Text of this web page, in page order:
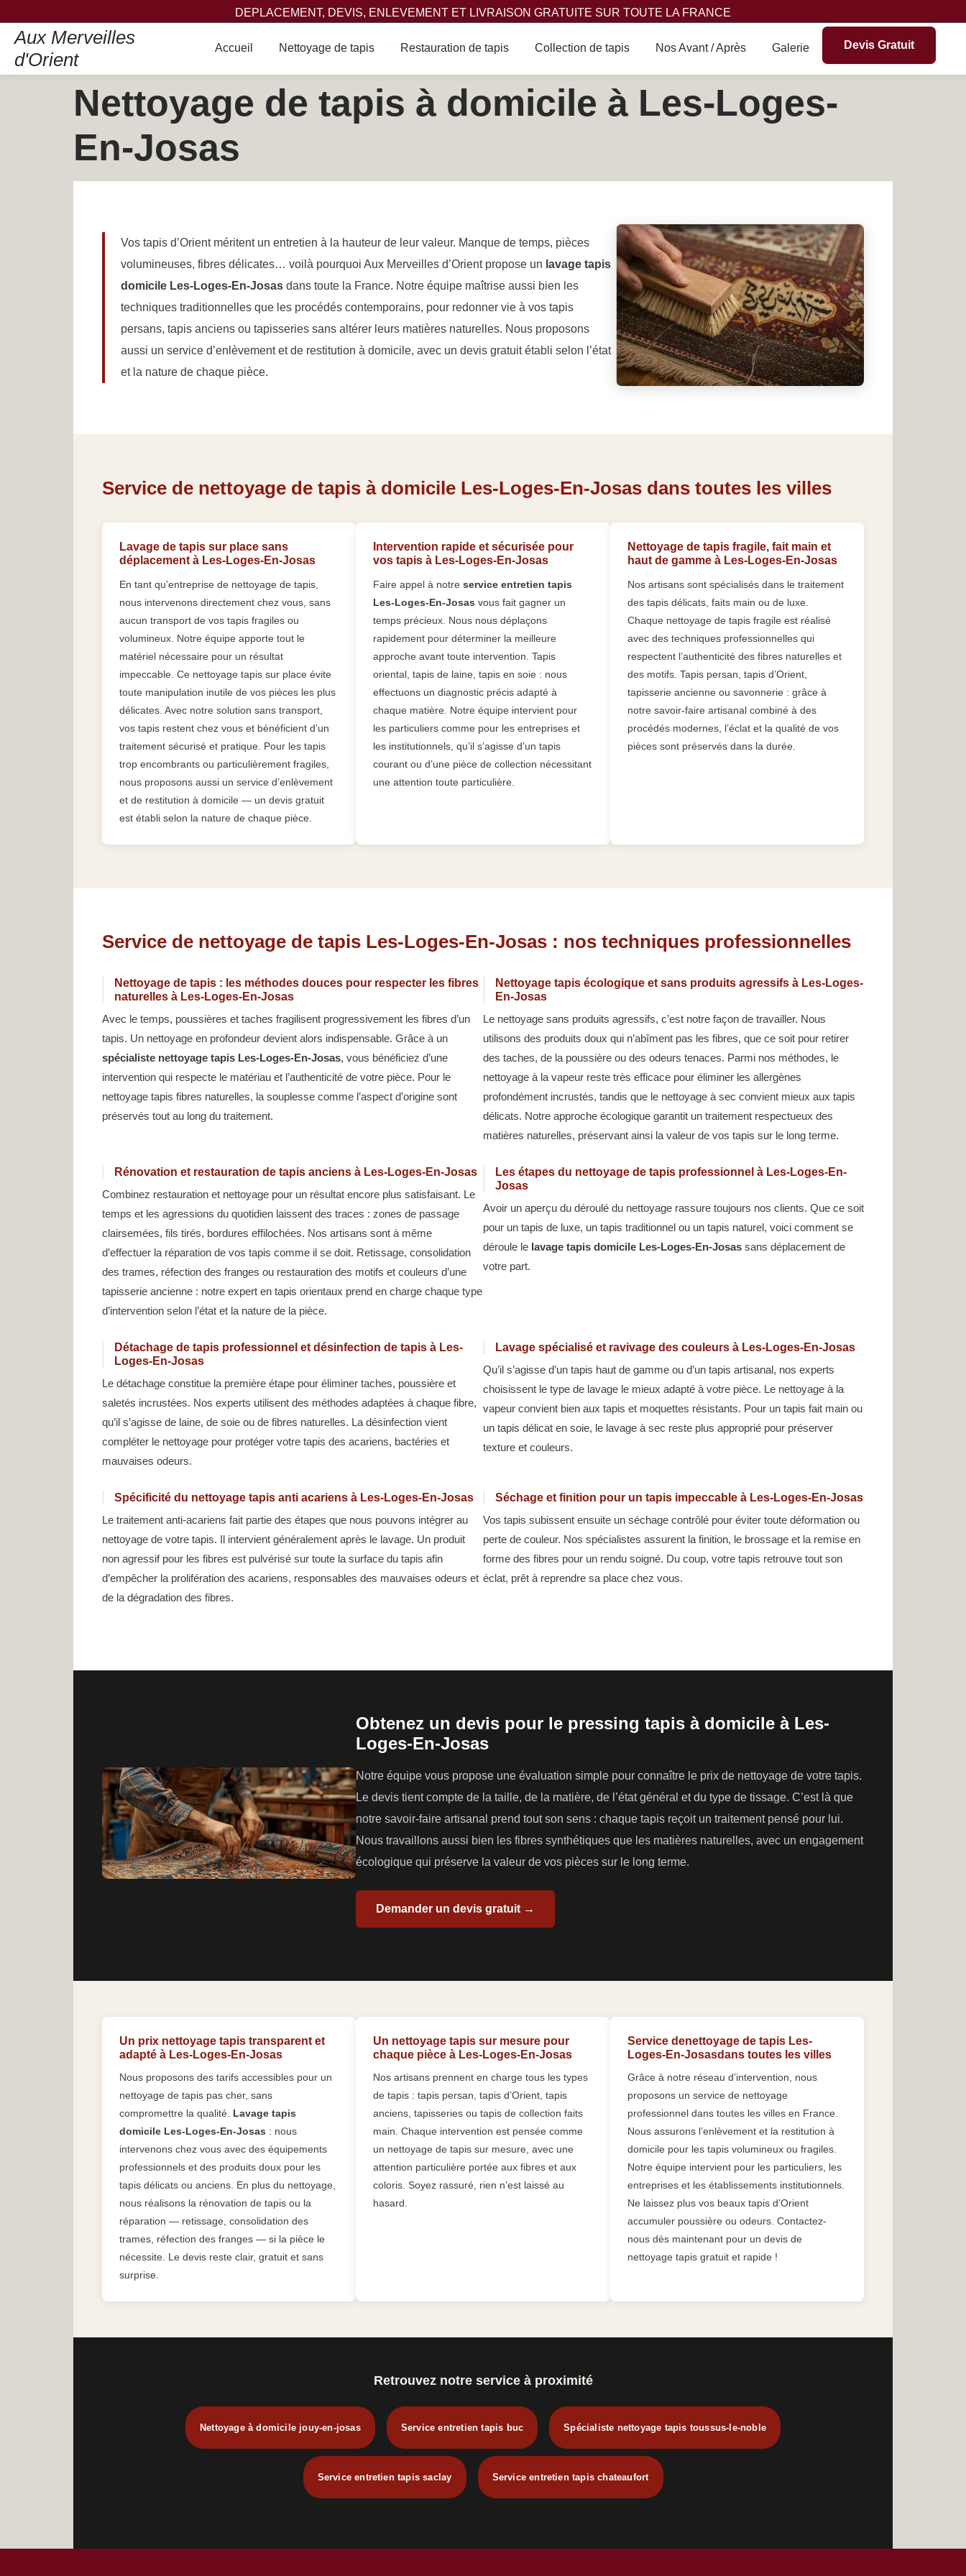
DEPLACEMENT, DEVIS, ENLEVEMENT ET LIVRAISON GRATUITE SUR TOUTE LA FRANCE
Aux Merveilles
d'Orient
Accueil Nettoyage de tapis Restauration de tapis Collection de tapis Nos Avant / Après Galerie Devis Gratuit
Nettoyage de tapis à domicile à Les-Loges-
En-Josas
Vos tapis d’Orient méritent un entretien à la hauteur de leur valeur. Manque de temps, pièces
volumineuses, fibres délicates… voilà pourquoi Aux Merveilles d’Orient propose un lavage tapis
domicile Les-Loges-En-Josas dans toute la France. Notre équipe maîtrise aussi bien les
techniques traditionnelles que les procédés contemporains, pour redonner vie à vos tapis
persans, tapis anciens ou tapisseries sans altérer leurs matières naturelles. Nous proposons
aussi un service d’enlèvement et de restitution à domicile, avec un devis gratuit établi selon l’état
et la nature de chaque pièce.
Service de nettoyage de tapis à domicile Les-Loges-En-Josas dans toutes les villes
Lavage de tapis sur place sans
déplacement à Les-Loges-En-Josas
En tant qu’entreprise de nettoyage de tapis,
nous intervenons directement chez vous, sans
aucun transport de vos tapis fragiles ou
volumineux. Notre équipe apporte tout le
matériel nécessaire pour un résultat
impeccable. Ce nettoyage tapis sur place évite
toute manipulation inutile de vos pièces les plus
délicates. Avec notre solution sans transport,
vos tapis restent chez vous et bénéficient d’un
traitement sécurisé et pratique. Pour les tapis
trop encombrants ou particulièrement fragiles,
nous proposons aussi un service d’enlèvement
et de restitution à domicile — un devis gratuit
est établi selon la nature de chaque pièce.
Intervention rapide et sécurisée pour
vos tapis à Les-Loges-En-Josas
Faire appel à notreservice entretien tapis
Les-Loges-En-Josas vous fait gagner un
temps précieux. Nous nous déplaçons
rapidement pour déterminer la meilleure
approche avant toute intervention. Tapis
oriental, tapis de laine, tapis en soie : nous
effectuons un diagnostic précis adapté à
chaque matière. Notre équipe intervient pour
les particuliers comme pour les entreprises et
les institutionnels, qu’il s’agisse d’un tapis
courant ou d’une pièce de collection nécessitant
une attention toute particulière.
Nettoyage de tapis fragile, fait main et
haut de gamme à Les-Loges-En-Josas
Nos artisans sont spécialisés dans le traitement
des tapis délicats, faits main ou de luxe.
Chaque nettoyage de tapis fragile est réalisé
avec des techniques professionnelles qui
respectent l’authenticité des fibres naturelles et
des motifs. Tapis persan, tapis d’Orient,
tapisserie ancienne ou savonnerie : grâce à
notre savoir-faire artisanal combiné à des
procédés modernes, l’éclat et la qualité de vos
pièces sont préservés dans la durée.
Service de nettoyage de tapis Les-Loges-En-Josas : nos techniques professionnelles
Nettoyage de tapis : les méthodes douces pour respecter les fibres
naturelles à Les-Loges-En-Josas
Avec le temps, poussières et taches fragilisent progressivement les fibres d’un
tapis. Un nettoyage en profondeur devient alors indispensable. Grâce à un
spécialiste nettoyage tapis Les-Loges-En-Josas, vous bénéficiez d’une
intervention qui respecte le matériau et l’authenticité de votre pièce. Pour le
nettoyage tapis fibres naturelles, la souplesse comme l’aspect d’origine sont
préservés tout au long du traitement.
Nettoyage tapis écologique et sans produits agressifs à Les-Loges-
En-Josas
Le nettoyage sans produits agressifs, c’est notre façon de travailler. Nous
utilisons des produits doux qui n’abîment pas les fibres, que ce soit pour retirer
des taches, de la poussière ou des odeurs tenaces. Parmi nos méthodes, le
nettoyage à la vapeur reste très efficace pour éliminer les allergènes
profondément incrustés, tandis que le nettoyage à sec convient mieux aux tapis
délicats. Notre approche écologique garantit un traitement respectueux des
matières naturelles, préservant ainsi la valeur de vos tapis sur le long terme.
Rénovation et restauration de tapis anciens à Les-Loges-En-Josas
Combinez restauration et nettoyage pour un résultat encore plus satisfaisant. Le
temps et les agressions du quotidien laissent des traces : zones de passage
clairsemées, fils tirés, bordures effilochées. Nos artisans sont à même
d’effectuer la réparation de vos tapis comme il se doit. Retissage, consolidation
des trames, réfection des franges ou restauration des motifs et couleurs d’une
tapisserie ancienne : notre expert en tapis orientaux prend en charge chaque type
d’intervention selon l’état et la nature de la pièce.
Les étapes du nettoyage de tapis professionnel à Les-Loges-En-
Josas
Avoir un aperçu du déroulé du nettoyage rassure toujours nos clients. Que ce soit
pour un tapis de luxe, un tapis traditionnel ou un tapis naturel, voici comment se
déroule le lavage tapis domicile Les-Loges-En-Josas sans déplacement de
votre part.
Détachage de tapis professionnel et désinfection de tapis à Les-
Loges-En-Josas
Le détachage constitue la première étape pour éliminer taches, poussière et
saletés incrustées. Nos experts utilisent des méthodes adaptées à chaque fibre,
qu’il s’agisse de laine, de soie ou de fibres naturelles. La désinfection vient
compléter le nettoyage pour protéger votre tapis des acariens, bactéries et
mauvaises odeurs.
Lavage spécialisé et ravivage des couleurs à Les-Loges-En-Josas
Qu’il s’agisse d’un tapis haut de gamme ou d’un tapis artisanal, nos experts
choisissent le type de lavage le mieux adapté à votre pièce. Le nettoyage à la
vapeur convient bien aux tapis et moquettes résistants. Pour un tapis fait main ou
un tapis délicat en soie, le lavage à sec reste plus approprié pour préserver
texture et couleurs.
Spécificité du nettoyage tapis anti acariens à Les-Loges-En-Josas
Le traitement anti-acariens fait partie des étapes que nous pouvons intégrer au
nettoyage de votre tapis. Il intervient généralement après le lavage. Un produit
non agressif pour les fibres est pulvérisé sur toute la surface du tapis afin
d’empêcher la prolifération des acariens, responsables des mauvaises odeurs et
de la dégradation des fibres.
Séchage et finition pour un tapis impeccable à Les-Loges-En-Josas
Vos tapis subissent ensuite un séchage contrôlé pour éviter toute déformation ou
perte de couleur. Nos spécialistes assurent la finition, le brossage et la remise en
forme des fibres pour un rendu soigné. Du coup, votre tapis retrouve tout son
éclat, prêt à reprendre sa place chez vous.
Obtenez un devis pour le pressing tapis à domicile à Les-
Loges-En-Josas
Notre équipe vous propose une évaluation simple pour connaître le prix de nettoyage de votre tapis.
Le devis tient compte de la taille, de la matière, de l’état général et du type de tissage. C’est là que
notre savoir-faire artisanal prend tout son sens : chaque tapis reçoit un traitement pensé pour lui.
Nous travaillons aussi bien les fibres synthétiques que les matières naturelles, avec un engagement
écologique qui préserve la valeur de vos pièces sur le long terme.
Demander un devis gratuit →
Un prix nettoyage tapis transparent et
adapté à Les-Loges-En-Josas
Nous proposons des tarifs accessibles pour un
nettoyage de tapis pas cher, sans
compromettre la qualité. Lavage tapis
domicile Les-Loges-En-Josas : nous
intervenons chez vous avec des équipements
professionnels et des produits doux pour les
tapis délicats ou anciens. En plus du nettoyage,
nous réalisons la rénovation de tapis ou la
réparation — retissage, consolidation des
trames, réfection des franges — si la pièce le
nécessite. Le devis reste clair, gratuit et sans
surprise.
Un nettoyage tapis sur mesure pour
chaque pièce à Les-Loges-En-Josas
Nos artisans prennent en charge tous les types
de tapis : tapis persan, tapis d’Orient, tapis
anciens, tapisseries ou tapis de collection faits
main. Chaque intervention est pensée comme
un nettoyage de tapis sur mesure, avec une
attention particulière portée aux fibres et aux
coloris. Soyez rassuré, rien n’est laissé au
hasard.
Service denettoyage de tapis Les-
Loges-En-Josasdans toutes les villes
Grâce à notre réseau d’intervention, nous
proposons un service de nettoyage
professionnel dans toutes les villes en France.
Nous assurons l’enlèvement et la restitution à
domicile pour les tapis volumineux ou fragiles.
Notre équipe intervient pour les particuliers, les
entreprises et les établissements institutionnels.
Ne laissez plus vos beaux tapis d’Orient
accumuler poussière ou odeurs. Contactez-
nous dès maintenant pour un devis de
nettoyage tapis gratuit et rapide !
Retrouvez notre service à proximité
Nettoyage à domicile jouy-en-josas Service entretien tapis buc Spécialiste nettoyage tapis toussus-le-noble
Service entretien tapis saclay Service entretien tapis chateaufort